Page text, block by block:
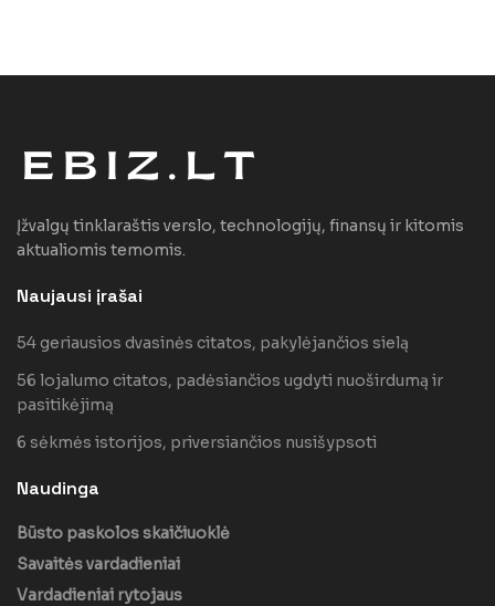
Įžvalgų tinklaraštis verslo, technologijų, finansų ir kitomis
aktualiomis temomis.
Naujausi įrašai
54 geriausios dvasinės citatos, pakylėjančios sielą
56 lojalumo citatos, padėsiančios ugdyti nuoširdumą ir
pasitikėjimą
6 sėkmės istorijos, priversiančios nusišypsoti
Naudinga
Būsto paskolos skaičiuoklė
Savaitės vardadieniai
Vardadieniai rytojaus